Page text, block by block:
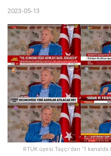
2023-05-13
RTÜK üyesi Taşçı’dan '1